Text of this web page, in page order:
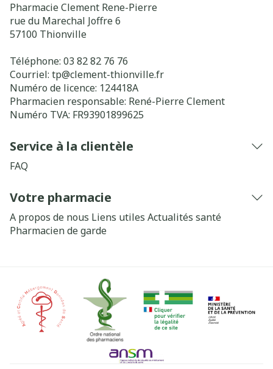
Pharmacie Clement Rene-Pierre
rue du Marechal Joffre 6
57100 Thionville
Téléphone: 03 82 82 76 76
Courriel: tp@clement-thionville.fr
Numéro de licence: 124418A
Pharmacien responsable: René-Pierre Clement
Numéro TVA: FR93901899625
Service à la clientèle
FAQ
Votre pharmacie
A propos de nous Liens utiles Actualités santé
Pharmacien de garde